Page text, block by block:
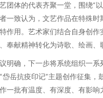
团体的代表齐聚一堂，围绕“
一致认为，文艺作品在特殊
作用。艺术家们结合自身创
奉献精神转化为诗歌、绘画
明确，下一步将系统组织一
岱岳抗疫印记”主题创作征集
一批有温度、有深度、有影